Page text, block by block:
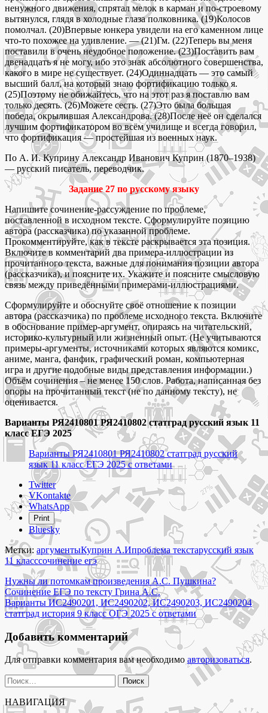
ненужного движения, спрятал мелок в карман и по-строевому
вытянулся, глядя в холодные глаза полковника. (19)Колосов
помолчал. (20)Впервые юнкера увидели на его каменном лице
что-то похожее на удивление. — (21)Гм. (22)Теперь вы меня
поставили в очень неудобное положение. (23)Поставить вам
двенадцать я не могу, ибо это знак абсолютного совершенства,
какого в мире не существует. (24)Одиннадцать — это самый
высший балл, на который знаю фортификацию только я.
(25)Поэтому не обижайтесь, что на этот раз я поставлю вам
только десять. (26)Можете сесть. (27)Это была большая
победа, окрылившая Александрова. (28)После неё он сделался
лучшим фортификатором во всём училище и всегда говорил,
что фортификация — простейшая из военных наук.
По А. И. Куприну Александр Иванович Куприн (1870–1938)
— русский писатель, переводчик.
Задание 27 по русскому языку
Напишите сочинение-рассуждение по проблеме,
поставленной в исходном тексте. Сформулируйте позицию
автора (рассказчика) по указанной проблеме.
Прокомментируйте, как в тексте раскрывается эта позиция.
Включите в комментарий два примера-иллюстрации из
прочитанного текста, важные для понимания позиции автора
(рассказчика), и поясните их. Укажите и поясните смысловую
связь между приведёнными примерами-иллюстрациями.
Сформулируйте и обоснуйте своё отношение к позиции
автора (рассказчика) по проблеме исходного текста. Включите
в обоснование пример-аргумент, опираясь на читательский,
историко-культурный или жизненный опыт. (Не учитываются
примеры-аргументы, источниками которых являются комикс,
аниме, манга, фанфик, графический роман, компьютерная
игра и другие подобные виды представления информации.)
Объём сочинения – не менее 150 слов. Работа, написанная без
опоры на прочитанный текст (не по данному тексту), не
оценивается.
Варианты РЯ2410801 РЯ2410802 статград русский язык 11
класс ЕГЭ 2025
Варианты РЯ2410801 РЯ2410802 статград русский
язык 11 класс ЕГЭ 2025 с ответами
Share
post
"Что
помогает
человеку
прийти
к
успеху
в
освоении
сложных
тем
предметов?
Сочинение
ЕГЭ
по
тексту
Куприна
А.И."
Twitter
VKontakte
WhatsApp
Print
Bluesky
Метки: аргументыКуприн А.Ипроблема текстарусский язык
11 класссочинение егэ
Навигация
по
записям
Нужны ли потомкам произведения А.С. Пушкина?
Сочинение ЕГЭ по тексту Грина А.С.
Варианты ИС2490201, ИС2490202, ИС2490203, ИС2490204
статград история 9 класс ОГЭ 2025 с ответами
Добавить комментарий
Для отправки комментария вам необходимо авторизоваться.
Найти:
НАВИГАЦИЯ